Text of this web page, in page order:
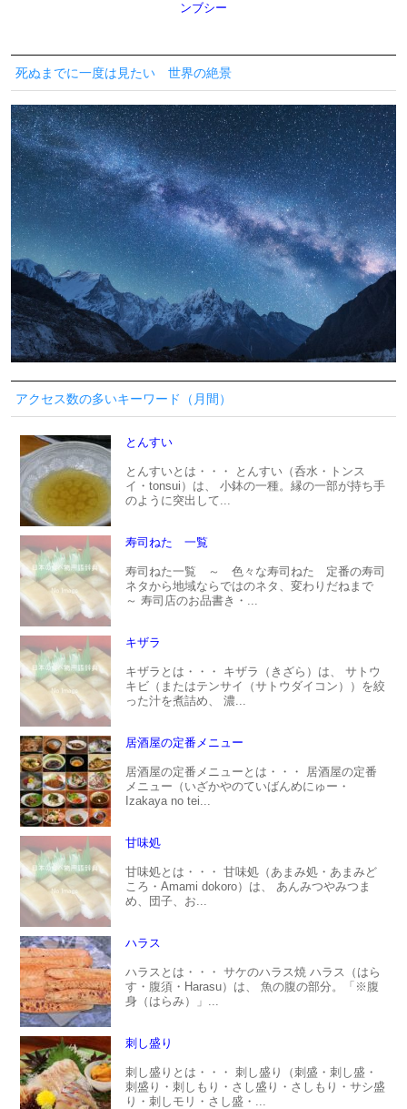
ンブシー
死ぬまでに一度は見たい 世界の絶景
アクセス数の多いキーワード（月間）
とんすい
とんすいとは・・・ とんすい（呑水・トンス
イ・tonsui）は、 小鉢の一種。縁の一部が持ち手
のように突出して...
寿司ねた 一覧
寿司ねた一覧 ～ 色々な寿司ねた 定番の寿司
ネタから地域ならではのネタ、変わりだねまで
～ 寿司店のお品書き・...
キザラ
キザラとは・・・ キザラ（きざら）は、 サトウ
キビ（またはテンサイ（サトウダイコン））を絞
った汁を煮詰め、 濃...
居酒屋の定番メニュー
居酒屋の定番メニューとは・・・ 居酒屋の定番
メニュー（いざかやのていばんめにゅー・
Izakaya no tei...
甘味処
甘味処とは・・・ 甘味処（あまみ処・あまみど
ころ・Amami dokoro）は、 あんみつやみつま
め、団子、お...
ハラス
ハラスとは・・・ サケのハラス焼 ハラス（はら
す・腹須・Harasu）は、 魚の腹の部分。「※腹
身（はらみ）」...
刺し盛り
刺し盛りとは・・・ 刺し盛り（刺盛・刺し盛・
刺盛り・刺しもり・さし盛り・さしもり・サシ盛
り・刺しモリ・さし盛・...